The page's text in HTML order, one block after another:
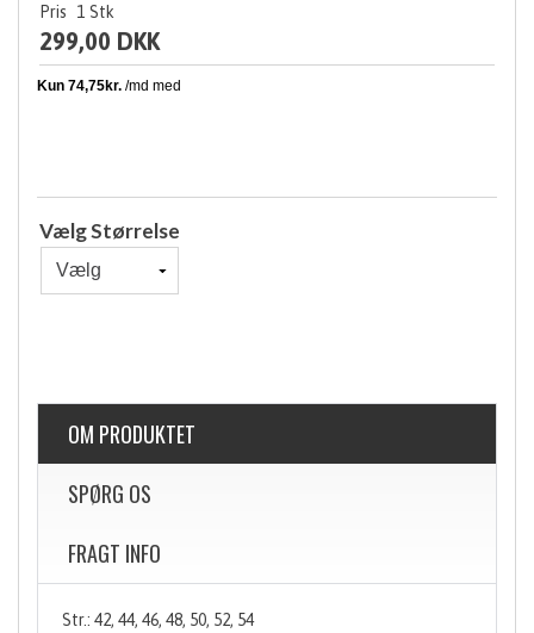
Pris 1 Stk
299,00 DKK
Vælg Størrelse
OM PRODUKTET
SPØRG OS
FRAGT INFO
Str.: 42, 44, 46, 48, 50, 52, 54